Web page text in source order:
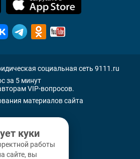
социальная сеть 9111.ru
за 5 минут
VIP-вопросов.
материалов сайта
куки
работы
сайте, вы